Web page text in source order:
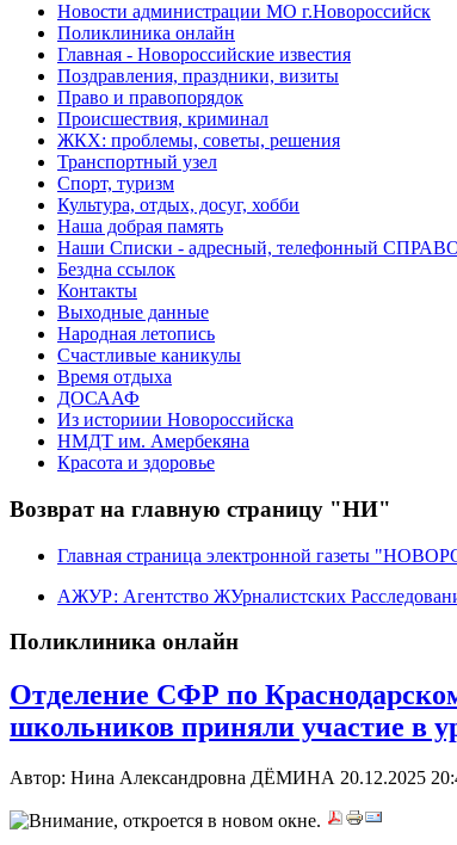
Новости администрации МО г.Новороссийск
Поликлиника онлайн
Главная - Новороссийские известия
Поздравления, праздники, визиты
Право и правопорядок
Происшествия, криминал
ЖКХ: проблемы, советы, решения
Транспортный узел
Спорт, туризм
Культура, отдых, досуг, хобби
Наша добрая память
Наши Списки - адресный, телефонный
Бездна ссылок
Контакты
Выходные данные
Народная летопись
Счастливые каникулы
Время отдыха
ДОСААФ
Из историии Новороссийска
НМДТ им. Амербекяна
Красота и здоровье
Возврат на главную страницу "НИ"
Главная страница электронной газеты
АЖУР: Агентство ЖУрналистских
Поликлиника онлайн
Отделение СФР по
школьников приняли участие в
Автор: Нина Александровна ДЁМИНА 20.12.2025